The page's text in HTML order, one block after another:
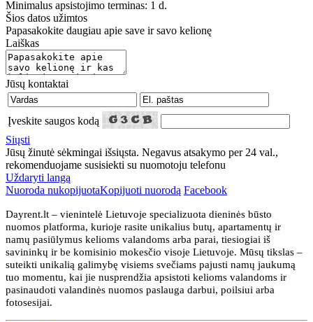
Minimalus apsistojimo terminas: 1 d.
Šios datos užimtos
Papasakokite daugiau apie save ir savo kelionę
Laiškas
Jūsų kontaktai
Įveskite saugos kodą
Siųsti
Jūsų žinutė sėkmingai išsiųsta. Negavus atsakymo per 24 val.,
rekomenduojame susisiekti su nuomotoju telefonu
Uždaryti langą
Nuoroda nukopijuotaKopijuoti nuorodą Facebook
Dayrent.lt – vienintelė Lietuvoje specializuota dieninės būsto
nuomos platforma, kurioje rasite unikalius butų, apartamentų ir
namų pasiūlymus kelioms valandoms arba parai, tiesiogiai iš
savininkų ir be komisinio mokesčio visoje Lietuvoje. Mūsų tikslas –
suteikti unikalią galimybę visiems svečiams pajusti namų jaukumą
tuo momentu, kai jie nusprendžia apsistoti kelioms valandoms ir
pasinaudoti valandinės nuomos paslauga darbui, poilsiui arba
fotosesijai.